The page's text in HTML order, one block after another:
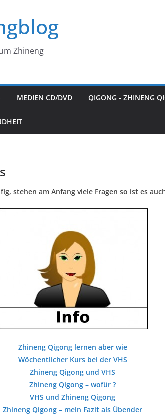
Zhineng
MEDIEN CD/DVD QIGONG - ZHINENG
stehen am Anfang viele Fragen so ist es
Zhineng Qigong lernen aber wie
Wöchentlicher Kurs bei der VHS
Zhineng Qigong und VHS
Zhineng Qigong – wofür ?
VHS und Zhineng Qigong
Zhineng Qigong – mein Fazit als Übender